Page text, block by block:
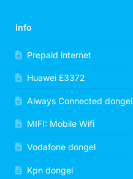
Info
Prepaid internet
Huawei E3372
Always Connected dongel
MIFI: Mobile Wifi
Vodafone dongel
Kpn dongel